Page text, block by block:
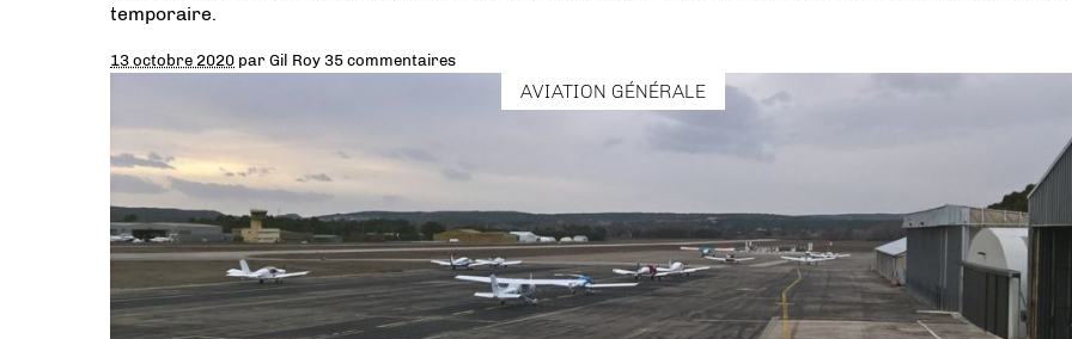
temporaire.
13 octobre 2020 parGil Roy35 commentaires
AVIATION GÉNÉRALE